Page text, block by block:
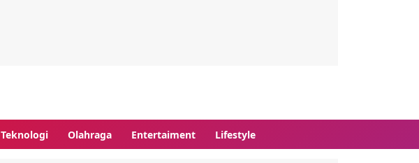
Teknologi Olahraga Entertaiment Lifestyle